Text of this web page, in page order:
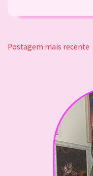
Postagem mais recente